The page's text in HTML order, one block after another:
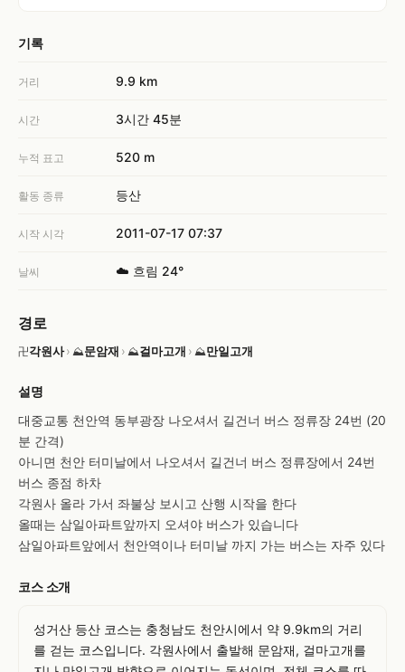
기록
거리 9.9 km
시간 3시간 45분
누적 표고 520 m
활동 종류 등산
시작 시각 2011-07-17 07:37
날씨 ☁️ 흐림 24°
경로
卍각원사› ⛰문암재 › ⛰걸마고개 › ⛰만일고개
설명
대중교통 천안역 동부광장 나오셔서 길건너 버스 정류장 24번 (20
분 간격)
아니면 천안 터미날에서 나오셔서 길건너 버스 정류장에서 24번
버스 종점 하차
각원사 올라 가서 좌불상 보시고 산행 시작을 한다
올때는 삼일아파트앞까지 오셔야 버스가 있습니다
삼일아파트앞에서 천안역이나 터미날 까지 가는 버스는 자주 있다
코스 소개
성거산 등산 코스는 충청남도 천안시에서 약 9.9km의 거리
를 걷는 코스입니다. 각원사에서 출발해 문암재, 걸마고개를